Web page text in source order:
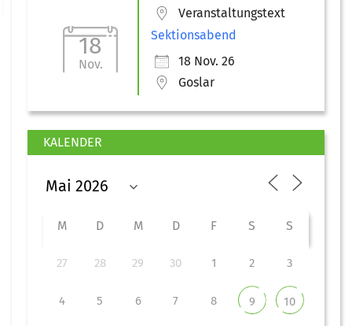
Veranstaltungstext
18
Nov.
Sektionsabend
18 Nov. 26
Goslar
KALENDER
M D M D F S S
27 28 29 30 1 2 3
4 5 6 7 8 9 10